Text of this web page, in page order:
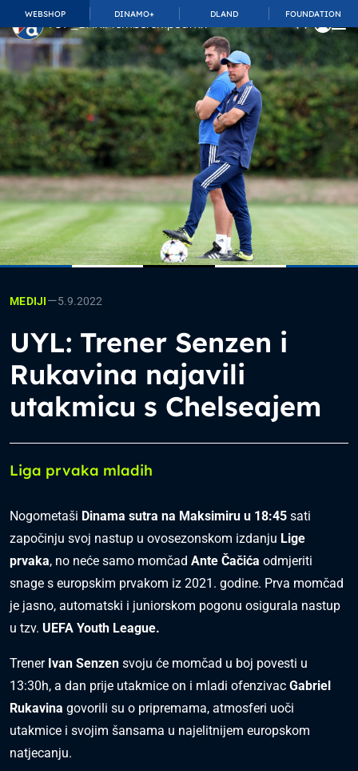
WEBSHOP DINAMO+ DLAND FOUNDATION
TOP_BAR.MembershipSuffix
MEDIJI—5.9.2022
UYL: Trener Senzen i
Rukavina najavili
utakmicu s Chelseajem
Liga prvaka mladih
Nogometaši Dinama sutra na Maksimiru u 18:45 sati
započinju svoj nastup u ovosezonskom izdanju Lige
prvaka, no neće samo momčad Ante Čačića odmjeriti
snage s europskim prvakom iz 2021. godine. Prva momčad
je jasno, automatski i juniorskom pogonu osigurala nastup
u tzv. UEFA Youth League.
Trener Ivan Senzen svoju će momčad u boj povesti u
13:30h, a dan prije utakmice on i mladi ofenzivac Gabriel
Rukavina govorili su o pripremama, atmosferi uoči
utakmice i svojim šansama u najelitnijem europskom
natjecanju.